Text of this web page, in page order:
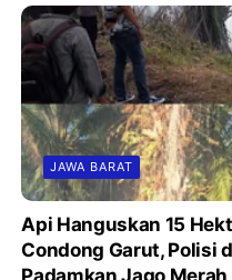
JAWA BARAT
Api Hanguskan 15
Condong Garut, Polisi
Padamkan Jago Merah